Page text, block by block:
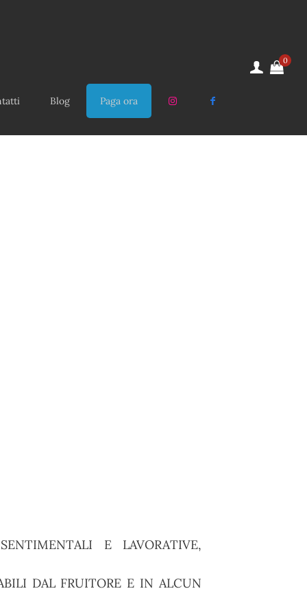
Blog Paga ora
0
E LAVORATIVE,
DAL FRUITORE E IN ALCUN